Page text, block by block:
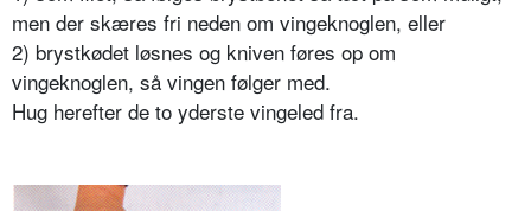
men der skæres fri neden om vingeknoglen, eller
2) brystkødet løsnes og kniven føres op om
vingeknoglen, så vingen følger med.
Hug herefter de to yderste vingeled fra.